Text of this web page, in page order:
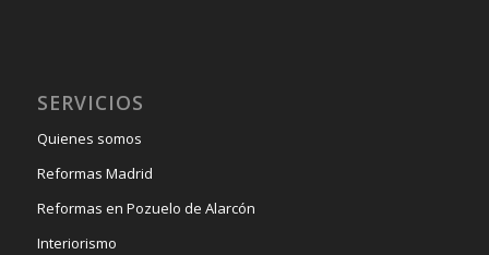
SERVICIOS
Quienes somos
Reformas Madrid
Reformas en Pozuelo de Alarcón
Interiorismo